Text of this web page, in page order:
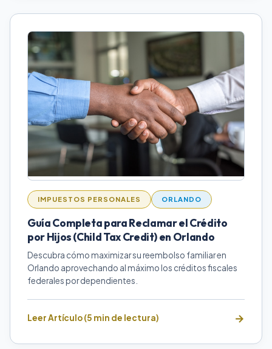
IMPUESTOS PERSONALES ORLANDO
Guía Completa para Reclamar el Crédito
por Hijos (Child Tax Credit) en Orlando
Descubra cómo maximizar su reembolso familiar en
Orlando aprovechando al máximo los créditos fiscales
federales por dependientes.
Leer Artículo (5 min de lectura)